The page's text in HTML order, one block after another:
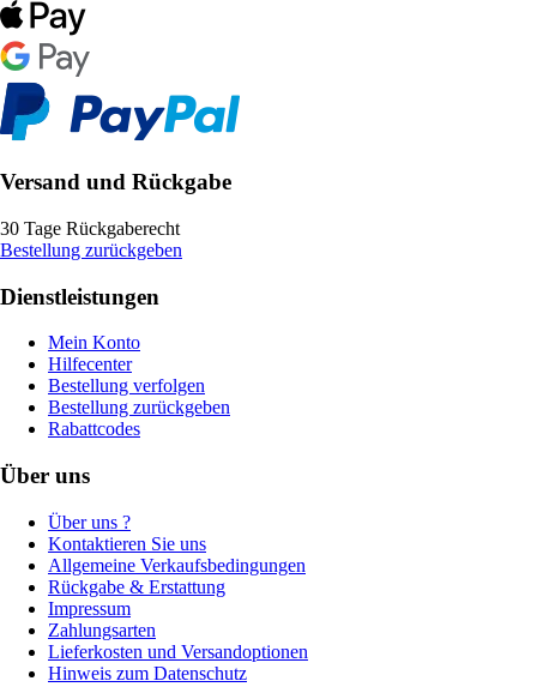
Versand und Rückgabe
30 Tage Rückgaberecht
Bestellung zurückgeben
Dienstleistungen
Mein Konto
Hilfecenter
Bestellung verfolgen
Bestellung zurückgeben
Rabattcodes
Über uns
Über uns ?
Kontaktieren Sie uns
Allgemeine Verkaufsbedingungen
Rückgabe & Erstattung
Impressum
Zahlungsarten
Lieferkosten und Versandoptionen
Hinweis zum Datenschutz